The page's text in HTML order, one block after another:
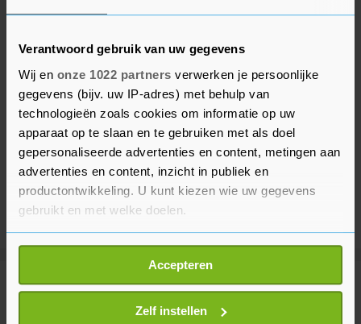
Verantwoord gebruik van uw gegevens
Wij en onze 1022 partners verwerken je persoonlijke
gegevens (bijv. uw IP-adres) met behulp van
technologieën zoals cookies om informatie op uw
apparaat op te slaan en te gebruiken met als doel
gepersonaliseerde advertenties en content, metingen aan
advertenties en content, inzicht in publiek en
productontwikkeling. U kunt kiezen wie uw gegevens
gebruikt en met welke doelen.
Als u het toestaat, willen we ook graag:
Informatie verzamelen over uw geografische
locatie, die tot een paar meter nauwkeurig kan zijn
Uw apparaat identificeren door het actief te
Accepteren
Zelf instellen
Meer uit Financieel